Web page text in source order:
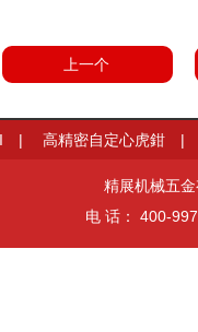
上一个
|高精密自定心虎鉗
艺|
精展机械五
电 话： 400-